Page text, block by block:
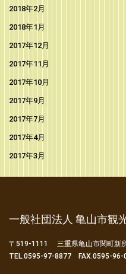
2018年2月
2018年1月
2017年12月
2017年11月
2017年10月
2017年9月
2017年7月
2017年4月
2017年3月
一般社団法人 亀山市観
〒519-1111 三重県亀山市関町新
TEL.0595-97-8877 FAX.0595-96-